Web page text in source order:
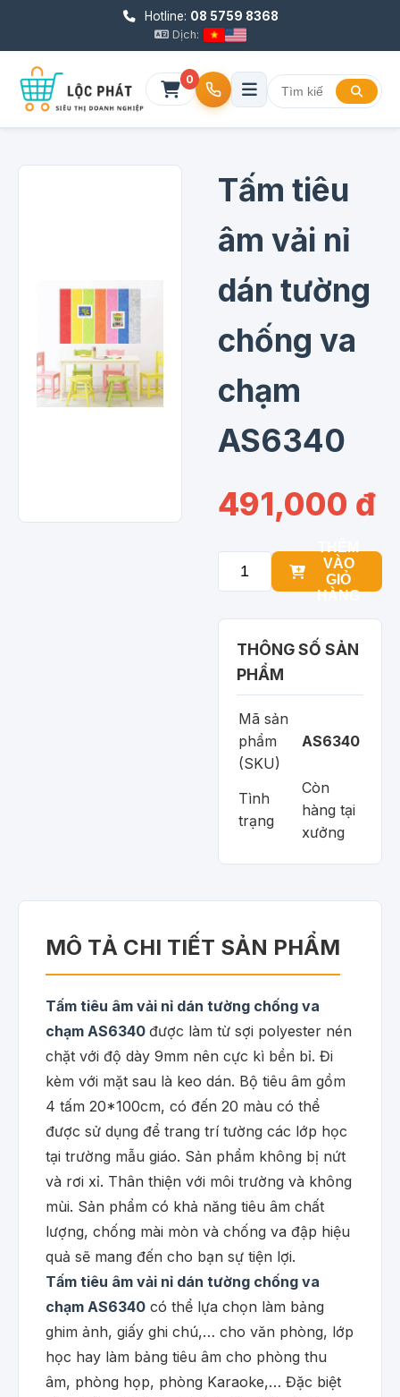
Hotline: 08 5759 8368
Dịch:
0
Tấm tiêu
âm vải nỉ
dán tường
chống va
chạm
AS6340
491,000 đ
VÀO
GIỎ
HÀNG
THÔNG SỐ SẢN
PHẨM
Mã sản
phẩm
(SKU)
AS6340
Tình
trạng
Còn
hàng tại
xưởng
MÔ TẢ CHI TIẾT SẢN PHẨM
Tấm tiêu âm vải nỉ dán tường chống va
chạm AS6340 được làm từ sợi polyester nén
chặt với độ dày 9mm nên cực kì bền bỉ. Đi
kèm với mặt sau là keo dán. Bộ tiêu âm gồm
4 tấm 20*100cm, có đến 20 màu có thể
được sử dụng để trang trí tường các lớp học
tại trường mẫu giáo. Sản phẩm không bị nứt
và rơi xỉ. Thân thiện với môi trường và không
mùi. Sản phẩm có khả năng tiêu âm chất
lượng, chống mài mòn và chống va đập hiệu
quả sẽ mang đến cho bạn sự tiện lợi.
Tấm tiêu âm vải nỉ dán tường chống va
chạm AS6340 có thể lựa chọn làm bảng
ghim ảnh, giấy ghi chú,… cho văn phòng, lớp
học hay làm bảng tiêu âm cho phòng thu
âm, phòng họp, phòng Karaoke,… Đặc biệt